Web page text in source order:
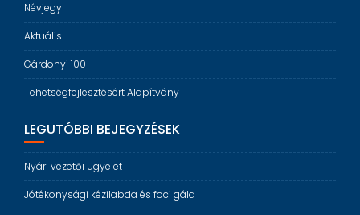
Névjegy
Aktuális
Gárdonyi 100
Tehetségfejlesztésért Alapítvány
LEGUTÓBBI BEJEGYZÉSEK
Nyári vezetői ügyelet
Jótékonysági kézilabda és foci gála